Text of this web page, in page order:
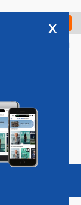
Check in
Vacatures
x